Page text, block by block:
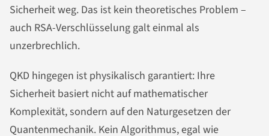
Sicherheit weg. Das ist kein theoretisches Problem –
auch RSA-Verschlüsselung galt einmal als
unzerbrechlich.
QKD hingegen ist physikalisch garantiert: Ihre
Sicherheit basiert nicht auf mathematischer
Komplexität, sondern auf den Naturgesetzen der
Quantenmechanik. Kein Algorithmus, egal wie